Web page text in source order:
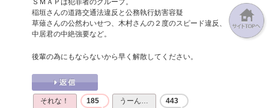
ＳＭＡＰは犯罪者のグループ。
稲垣さんの道路交通法違反と公務執行妨害容疑
草薙さんの公然わいせつ、木村さんの２度のスピード違反、
中居君の中絶強要など。
後輩の為にもならないから早く解散してください。
それな！ 185 うーん… 443